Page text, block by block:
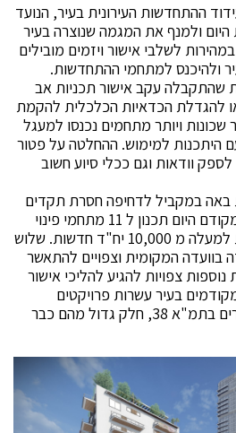
ההתחדשות העירונית בעיר, הנועד
ולמנף את המגמה שנוצרה בעיר
לשלבי אישור ויזמים מובילים
ולהיכנס למתחמי ההתחדשות.
שהתקבלה עקב אישור תכניות אב
להגדלת הכדאיות הכלכלית להקמת
ויותר מתחמים נכנסו למעגל
היתכנות למימוש. ההחלטה על פטור
וודאות וגם ככלי סיוע חשוב
באה במקביל לדחיפה חסרת תקדים
של התכנון המפורט. בעיר מקודם היום תכנון ל 11 מתחמי פינוי
בינוי בהם פוטנציאל לבניית למעלה מ 10,000 יח"ד חדשות. שלוש
בוועדה המקומית וצפויים להתאשר
צפויות להגיע להליכי אישור
בעיר עשרות פרויקטים
לתב"עות נקודתיות ולהיתרים בתמ"א 38, חלק גדול מהם כבר